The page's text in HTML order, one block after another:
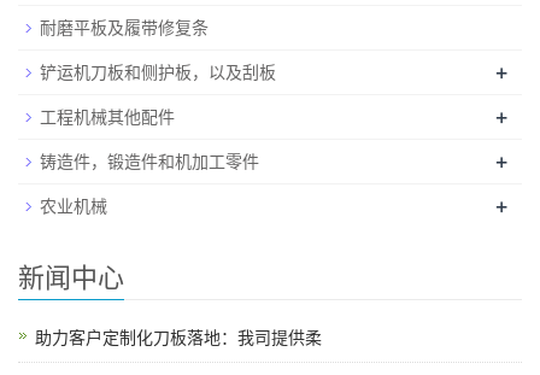
耐磨平板及履带修复条
铲运机刀板和侧护板，以及刮板
+
工程机械其他配件 +
铸造件，锻造件和机加工零件 +
农业机械 +
新闻中心
助力客户定制化刀板落地：我司提供柔